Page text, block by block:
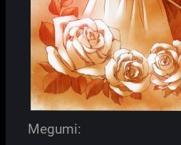
Megumi: